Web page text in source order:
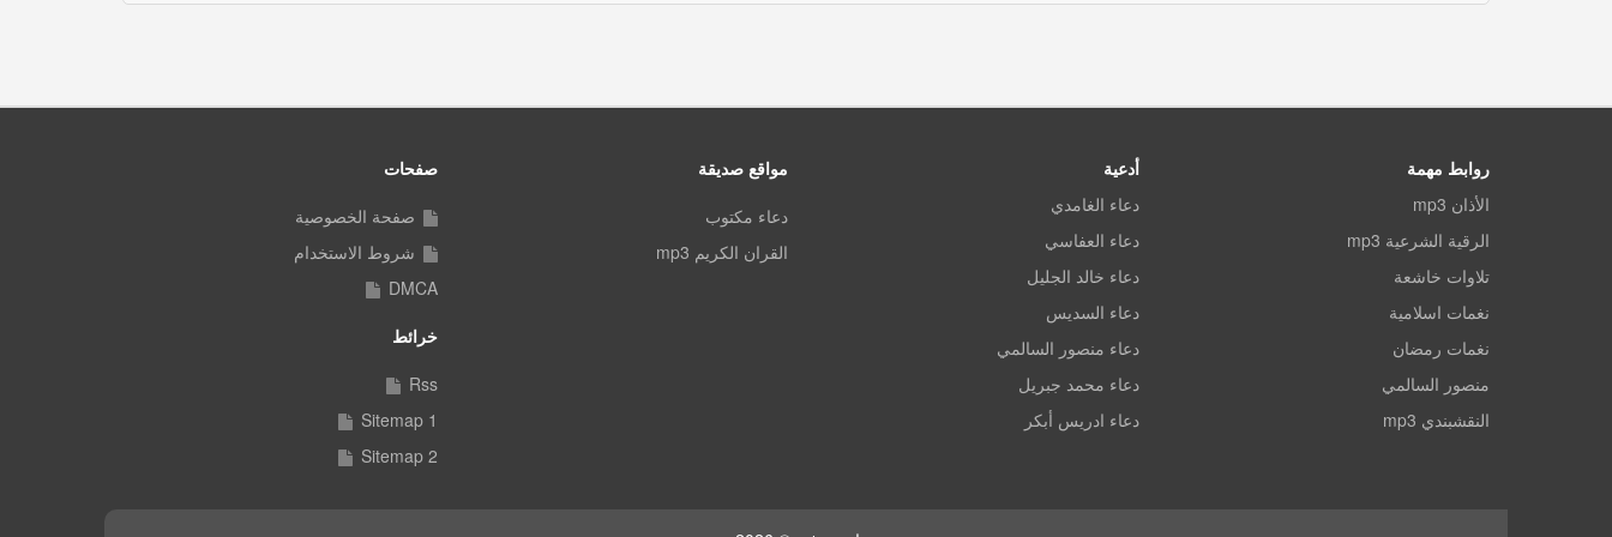
روابط مهمة
الأذان mp3
الرقية الشرعية mp3
تلاوات خاشعة
نغمات اسلامية
نغمات رمضان
منصور السالمي
النقشبندي mp3
أدعية
دعاء الغامدي
دعاء العفاسي
دعاء خالد الجليل
دعاء السديس
دعاء منصور السالمي
دعاء محمد جبريل
دعاء ادريس أبكر
مواقع صديقة
دعاء مكتوب
القران الكريم mp3
صفحات
صفحة الخصوصية
شروط الاستخدام
DMCA
خرائط
Rss
Sitemap 1
Sitemap 2